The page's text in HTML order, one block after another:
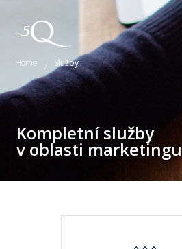
Kompletní služby
v oblasti marketingu
Home / Služby